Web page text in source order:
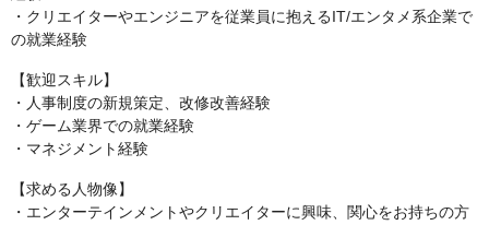
・クリエイターやエンジニアを従業員に抱えるIT/エンタメ系企業で
の就業経験
【歓迎スキル】
・人事制度の新規策定、改修改善経験
・ゲーム業界での就業経験
・マネジメント経験
【求める人物像】
・エンターテインメントやクリエイターに興味、関心をお持ちの方